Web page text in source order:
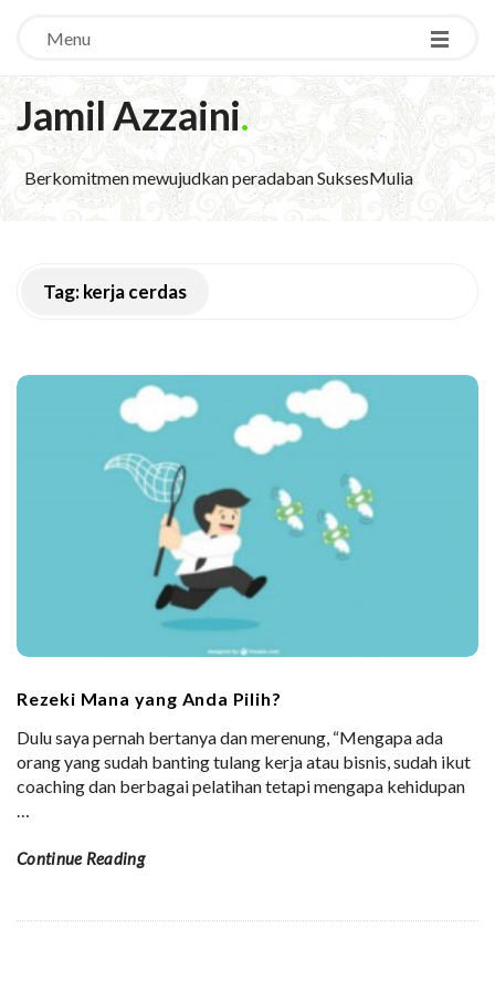
Menu
Jamil Azzaini.
Berkomitmen mewujudkan peradaban SuksesMulia
Tag:kerja cerdas
Rezeki Mana yang Anda Pilih?
Dulu saya pernah bertanya dan merenung, “Mengapa ada
orang yang sudah banting tulang kerja atau bisnis, sudah ikut
coaching dan berbagai pelatihan tetapi mengapa kehidupan
…
Continue Reading